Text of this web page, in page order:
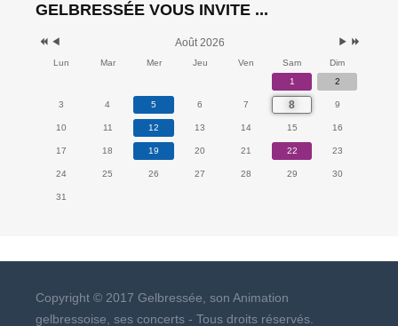
GELBRESSÉE VOUS INVITE ...
Août 2026
Lun Mar Mer Jeu Ven Sam
Dim
1
2
3 4 5 6 7 8 9
10 11 12 13 14 15 16
17 18 19 20 21 22 23
24 25 26 27 28 29 30
31
Copyright © 2017 Gelbressée, son Animation
gelbressoise, ses concerts - Tous droits réservés.